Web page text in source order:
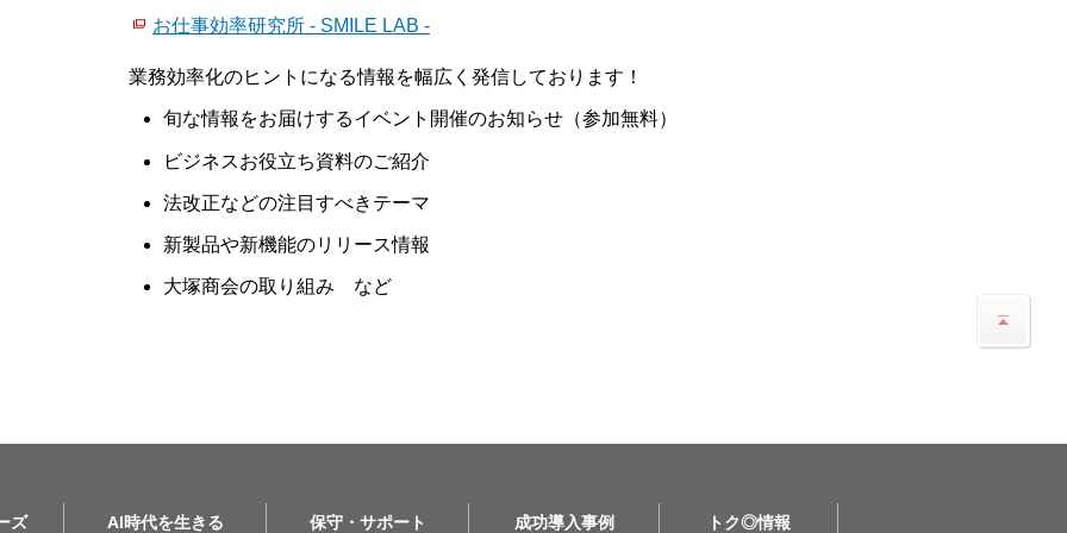
お仕事効率研究所 - SMILE LAB -
業務効率化のヒントになる情報を幅広く発信しております！
旬な情報をお届けするイベント開催のお知らせ（参加無料）
ビジネスお役立ち資料のご紹介
法改正などの注目すべきテーマ
新製品や新機能のリリース情報
大塚商会の取り組み など
ズ AI時代を生きる 保守・サポート 成功導入事例 トク◎情報